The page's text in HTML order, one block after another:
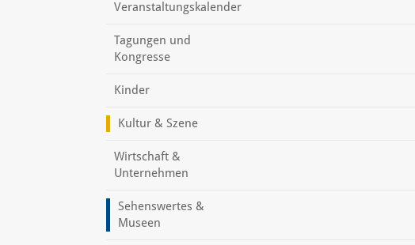
Veranstaltungskalender
Tagungen und
Kongresse
Kinder
Kultur & Szene
Wirtschaft &
Unternehmen
Sehenswertes &
Museen